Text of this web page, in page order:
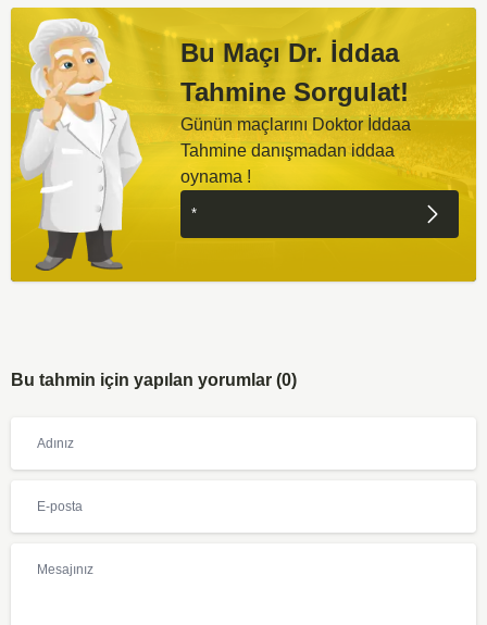
Bu Maçı Dr. İddaa
Tahmine Sorgulat!
Günün maçlarını Doktor İddaa
Tahmine danışmadan iddaa
oynama !
Bu tahmin için yapılan yorumlar (0)